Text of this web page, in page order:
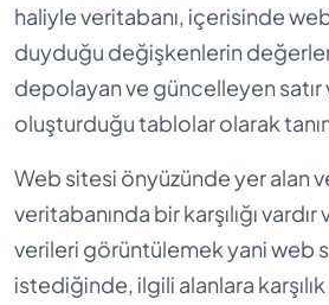
haliyle veritabanı, içerisinde
duyduğu değişkenlerin
depolayan ve güncelleyen satır
oluşturduğu tablolar olarak
Web sitesi önyüzünde yer alan
veritabanında bir karşılığı vardır
verileri görüntülemek yani web
istediğinde, ilgili alanlara